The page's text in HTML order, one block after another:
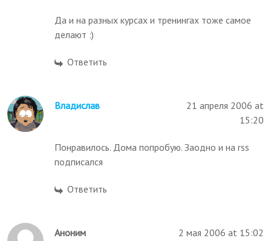
Да и на разных курсах и тренингах тоже самое
делают :)
Ответить
Владислав
21 апреля 2006 at
15:20
Понравилось. Дома попробую. Заодно и на rss
подписался
Ответить
Аноним 2 мая 2006 at 15:02